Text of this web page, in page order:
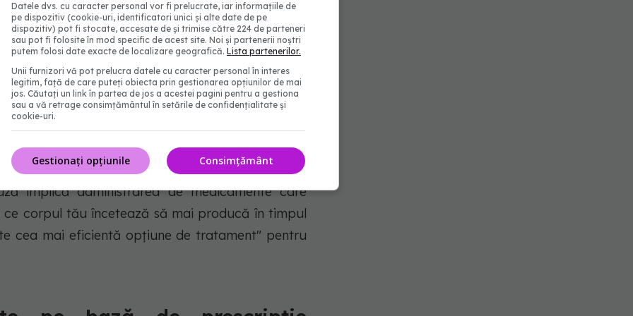
și zaharoase, potrivitStudy Finds.
Dr. Crina Vereș: Mi-au dat câteva zile de
menopauză
implică administrarea de medicamente care
corpul tău încetează să mai producă în timpul
cea mai eficientă opțiune de tratament" pentru
Datele dvs. cu caracter personal vor fi prelucrate, iar informațiile de
pe dispozitiv (cookie-uri, identificatori unici și alte date de pe
dispozitiv) pot fi stocate, accesate de și trimise către 224 de parteneri
sau pot fi folosite în mod specific de acest site. Noi și partenerii noștri
putem folosi date exacte de localizare geografică. Lista partenerilor.
Unii furnizori vă pot prelucra datele cu caracter personal în interes
legitim, față de care puteți obiecta prin gestionarea opțiunilor de mai
jos. Căutați un link în partea de jos a acestei pagini pentru a gestiona
sau a vă retrage consimțământul în setările de confidențialitate și
cookie-uri.
Consimțământ
Gestionați opțiunile